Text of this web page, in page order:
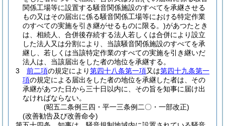
関係工場等に設置する騒音関係施設のすべてを承継させる
もの又はその届出に係る騒音関係工場等における特定作業
のすべての実施を引き継がせるものに限る。)があつたとき
は、相続人、合併後存続する法人若しくは合併により設立
した法人又は分割により、当該騒音関係施設のすべてを承
継し、若しくは当該特定作業のすべての実施を引き継いだ
法人は、当該届出をした者の地位を承継する。
3
前二項の規定により第四十八条第一項又は第四十九条第一
項の規定による届出をした者の地位を承継した者は、その
承継があつた日から三十日以内に、その旨を知事に届け出
なければならない。
(昭五二条例三四・平一三条例二〇・一部改正)
(改善勧告及び改善命令)